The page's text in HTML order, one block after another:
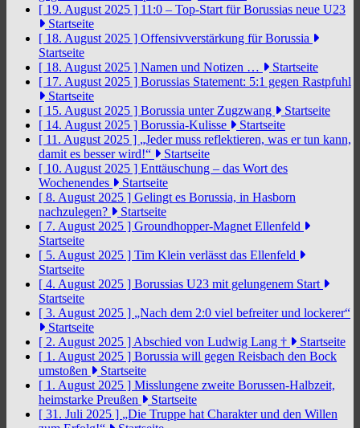
[ 19. August 2025 ] 11:0 – Top-Start für Borussias neue U23
Startseite
[ 18. August 2025 ] Offensivverstärkung für Borussia
Startseite
[ 18. August 2025 ] Namen und Notizen …
Startseite
[ 17. August 2025 ] Borussias Statement: 5:1 gegen Rastpfuhl
Startseite
[ 15. August 2025 ] Borussia unter Zugzwang
Startseite
[ 14. August 2025 ] Borussia-Kulisse
Startseite
[ 11. August 2025 ] „Jeder muss reflektieren, was er tun kann,
damit es besser wird!“
Startseite
[ 10. August 2025 ] Enttäuschung – das Wort des
Wochenendes
Startseite
[ 8. August 2025 ] Gelingt es Borussia, in Hasborn
nachzulegen?
Startseite
[ 7. August 2025 ] Groundhopper-Magnet Ellenfeld
Startseite
[ 5. August 2025 ] Tim Klein verlässt das Ellenfeld
Startseite
[ 4. August 2025 ] Borussias U23 mit gelungenem Start
Startseite
[ 3. August 2025 ] „Nach dem 2:0 viel befreiter und lockerer“
Startseite
[ 2. August 2025 ] Abschied von Ludwig Lang †
Startseite
[ 1. August 2025 ] Borussia will gegen Reisbach den Bock
umstoßen
Startseite
[ 1. August 2025 ] Misslungene zweite Borussen-Halbzeit,
heimstarke Preußen
Startseite
[ 31. Juli 2025 ] „Die Truppe hat Charakter und den Willen